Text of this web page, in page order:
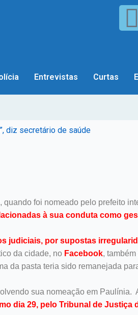
Entrevistas Curtas
diz secretário de saúde
foi nomeado pelo prefeito
à sua conduta como
judiciais, por supostas
da cidade, no Facebook,
da pasta teria sido remanejada
sua nomeação em Paulínia.
dia 29, pelo Tribunal de Justiça